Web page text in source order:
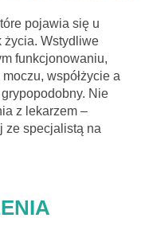
pojawia się u
życia. Wstydliwe
funkcjonowaniu,
współżycie a
Nie
z lekarzem –
ze specjalistą na